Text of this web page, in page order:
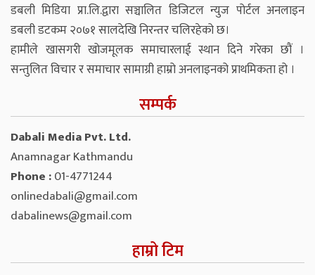
डबली मिडिया प्रा.लि.द्वारा सञ्चालित डिजिटल न्युज पोर्टल अनलाइन
डबली डटकम २०७१ सालदेखि निरन्तर चलिरहेको छ।
हामीले खासगरी खोजमूलक समाचारलाई स्थान दिने गरेका छौं ।
सन्तुलित विचार र समाचार सामाग्री हाम्रो अनलाइनको प्राथमिकता हो ।
सम्पर्क
Dabali Media Pvt. Ltd.
Anamnagar Kathmandu
Phone :01-4771244
onlinedabali@gmail.com
dabalinews@gmail.com
हाम्रो टिम